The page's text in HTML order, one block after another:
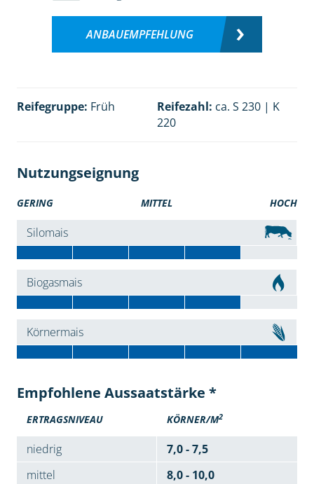
ANBAUEMPFEHLUNG
Reifegruppe: Früh Reifezahl: ca. S 230 | K
220
Nutzungseignung
GERING MITTEL HOCH
Silomais
Biogasmais
Körnermais
Empfohlene Aussaatstärke *
ERTRAGSNIVEAU KÖRNER/M2
niedrig
7,0 - 7,5
mittel
8,0 - 10,0